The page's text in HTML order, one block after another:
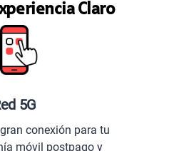
Claro
5G
conexión para tu
móvil postpago y